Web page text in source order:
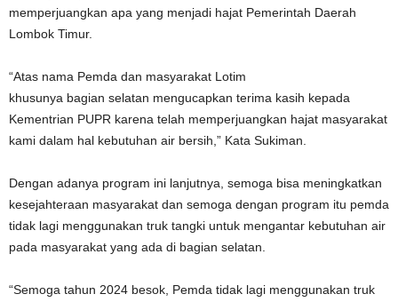
memperjuangkan apa yang menjadi hajat Pemerintah Daerah
Lombok Timur.
“Atas nama Pemda dan masyarakat Lotim
khusunya bagian selatan mengucapkan terima kasih kepada
Kementrian PUPR karena telah memperjuangkan hajat masyarakat
kami dalam hal kebutuhan air bersih,” Kata Sukiman.
Dengan adanya program ini lanjutnya, semoga bisa meningkatkan
kesejahteraan masyarakat dan semoga dengan program itu pemda
tidak lagi menggunakan truk tangki untuk mengantar kebutuhan air
pada masyarakat yang ada di bagian selatan.
“Semoga tahun 2024 besok, Pemda tidak lagi menggunakan truk